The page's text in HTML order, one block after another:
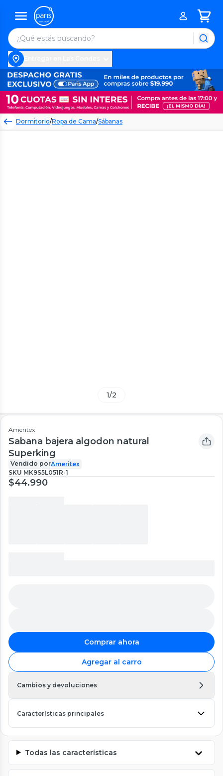
Dormitorio/Ropa de Cama/Sábanas
1/2
Ameritex
Sabana bajera algodon natural
Superking
Vendido porAmeritex
SKU MK9S5L051R-1
$44.990
Comprar ahora
Agregar al carro
Cambios y devoluciones
Características principales
Todas las características